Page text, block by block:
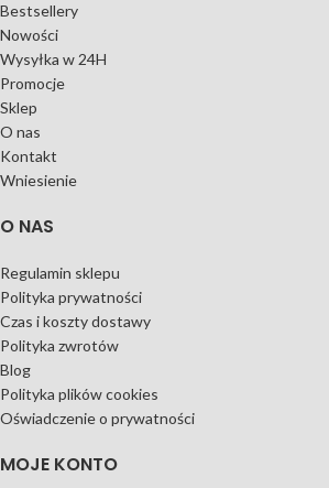
Bestsellery
Nowości
Wysyłka w 24H
Promocje
Sklep
O nas
Kontakt
Wniesienie
O NAS
Regulamin sklepu
Polityka prywatności
Czas i koszty dostawy
Polityka zwrotów
Blog
Polityka plików cookies
Oświadczenie o prywatności
MOJE KONTO